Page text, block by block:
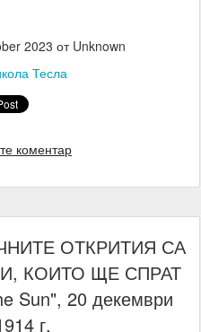
2023 от Unknown
Тесла
коментар
ОТКРИТИЯ СА
КОИТО ЩЕ СПРАТ
Sun", 20 декември
г.